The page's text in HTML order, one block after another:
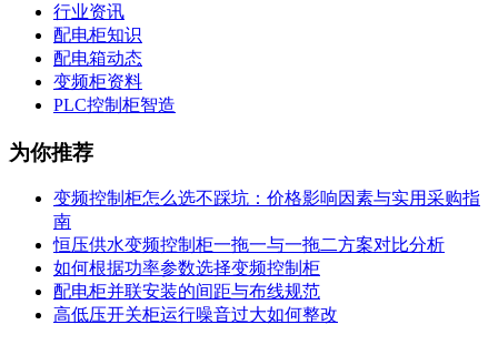
行业资讯
配电柜知识
配电箱动态
变频柜资料
PLC控制柜智造
为你推荐
变频控制柜怎么选不踩坑：价格影响因素与实用采购指
南
恒压供水变频控制柜一拖一与一拖二方案对比分析
如何根据功率参数选择变频控制柜
配电柜并联安装的间距与布线规范
高低压开关柜运行噪音过大如何整改